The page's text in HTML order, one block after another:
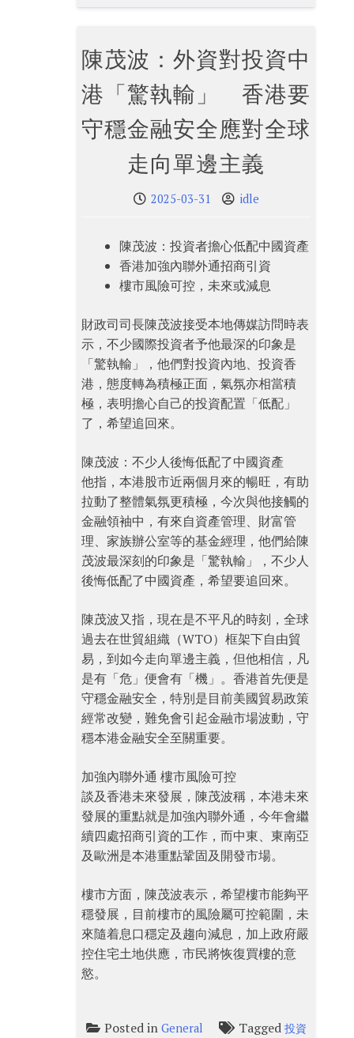
陳茂波：外資對投資中
港「驚執輸」 香港要
守穩金融安全應對全球
走向單邊主義
2025-03-31 idle
陳茂波：投資者擔心低配中國資產
香港加強內聯外通招商引資
樓市風險可控，未來或減息
財政司司長陳茂波接受本地傳媒訪問時表
示，不少國際投資者予他最深的印象是
「驚執輸」，他們對投資內地、投資香
港，態度轉為積極正面，氣氛亦相當積
極，表明擔心自己的投資配置「低配」
了，希望追回來。
陳茂波：不少人後悔低配了中國資產
他指，本港股市近兩個月來的暢旺，有助
拉動了整體氣氛更積極，今次與他接觸的
金融領袖中，有來自資產管理、財富管
理、家族辦公室等的基金經理，他們給陳
茂波最深刻的印象是「驚執輸」，不少人
後悔低配了中國資產，希望要追回來。
陳茂波又指，現在是不平凡的時刻，全球
過去在世貿組織（WTO）框架下自由貿
易，到如今走向單邊主義，但他相信，凡
是有「危」便會有「機」。香港首先便是
守穩金融安全，特別是目前美國貿易政策
經常改變，難免會引起金融市場波動，守
穩本港金融安全至關重要。
加強內聯外通 樓市風險可控
談及香港未來發展，陳茂波稱，本港未來
發展的重點就是加強內聯外通，今年會繼
續四處招商引資的工作，而中東、東南亞
及歐洲是本港重點鞏固及開發市場。
樓市方面，陳茂波表示，希望樓市能夠平
穩發展，目前樓市的風險屬可控範圍，未
來隨着息口穩定及趨向減息，加上政府嚴
控住宅土地供應，市民將恢復買樓的意
慾。
Posted in General Tagged 投資